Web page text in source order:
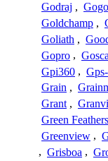
Godraj ,
Goldchamp ,
Goliath ,
Gopro ,
Gpi360 ,
Grain ,
Grant ,
Green Feathers
Greenview ,
, Grisboa ,